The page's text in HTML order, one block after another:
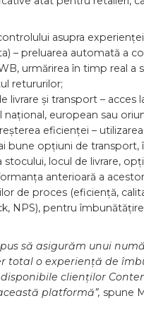
asupra
– preluarea automată a
urmărirea în timp real a
retururilor;
livrare și transport – acces
european sau
eficienței –
bune opțiuni de transport,
locul de livrare,
anterioară a
de proces (eficiență,
NPS), pentru
să asigurăm unui
total o experiență de
clienților
platformă”, spune